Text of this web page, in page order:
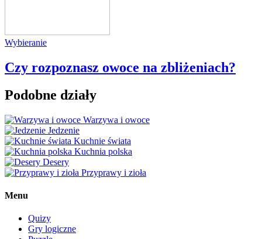
Wybieranie
Czy rozpoznasz owoce na zbliżeniach?
Podobne działy
Warzywa i owoce
Jedzenie
Kuchnie świata
Kuchnia polska
Desery
Przyprawy i zioła
Menu
Quizy
Gry logiczne